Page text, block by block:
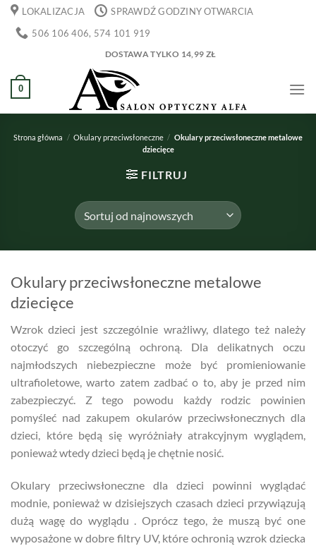
Przewiń
zawartości
LOKALIZACJA
SPRAWDŹ GODZINY OTWARCIA
506 106 406, 574 101 919
DOSTAWA TYLKO 14,99 ZŁ
0
Strona główna / Okulary przeciwsłoneczne / Okulary przeciwsłoneczne metalowe
dziecięce
FILTRUJ
Okulary przeciwsłoneczne metalowe
dziecięce
Wzrok dzieci jest szczególnie wrażliwy, dlatego też należy
otoczyć go szczególną ochroną. Dla delikatnych oczu
najmłodszych niebezpieczne może być promieniowanie
ultrafioletowe, warto zatem zadbać o to, aby je przed nim
zabezpieczyć. Z tego powodu każdy rodzic powinien
pomyśleć nad zakupem okularów przeciwsłonecznych dla
dzieci, które będą się wyróżniały atrakcyjnym wyglądem,
ponieważ wtedy dzieci będą je chętnie nosić.
Okulary przeciwsłoneczne dla dzieci powinni wyglądać
modnie, ponieważ w dzisiejszych czasach dzieci przywiązują
dużą wagę do wyglądu . Oprócz tego, że muszą być one
wyposażone w dobre filtry UV, które ochronią wzrok dziecka